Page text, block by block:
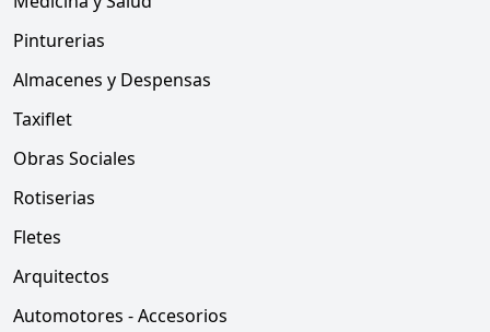
Pinturerias
Almacenes y Despensas
Taxiflet
Obras Sociales
Rotiserias
Fletes
Arquitectos
Automotores - Accesorios